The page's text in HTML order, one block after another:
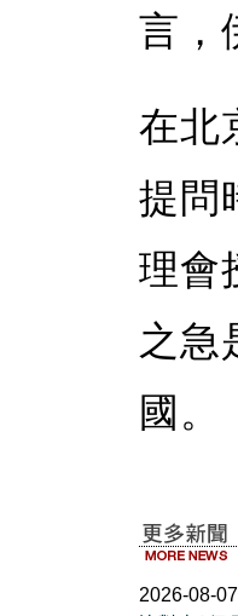
言，
在北
提問
理會
之急
國。
2026-08-